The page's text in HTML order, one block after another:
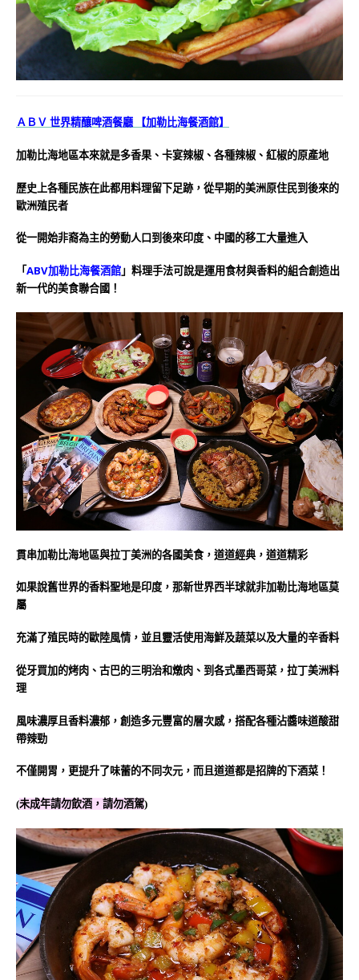
ＡＢＶ 世界精釀啤酒餐廳 【加勒比海餐酒館】
加勒比海地區本來就是多香果、卡宴辣椒、各種辣椒、紅椒的原產地
歷史上各種民族在此都用料理留下足跡，從早期的美洲原住民到後來的
歐洲殖民者
從一開始非裔為主的勞動人口到後來印度、中國的移工大量進入
「ABV加勒比海餐酒館」料理手法可說是運用食材與香料的組合創造出
新一代的美食聯合國！
貫串加勒比海地區與拉丁美洲的各國美食，道道經典，道道精彩
如果說舊世界的香料聖地是印度，那新世界西半球就非加勒比海地區莫
屬
充滿了殖民時的歐陸風情，並且靈活使用海鮮及蔬菜以及大量的辛香料
從牙買加的烤肉、古巴的三明治和燉肉、到各式墨西哥菜，拉丁美洲料
理
風味濃厚且香料濃郁，創造多元豐富的層次感，搭配各種沾醬味道酸甜
帶辣勁
不僅開胃，更提升了味蕾的不同次元，而且道道都是招牌的下酒菜！
(未成年請勿飲酒，請勿酒駕)